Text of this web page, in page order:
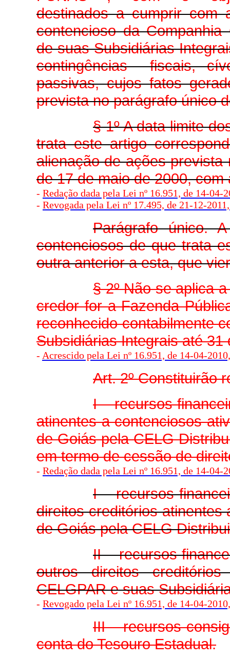
destinados a cumprir com
contencioso da
de suas Subsidiárias
contingências fiscais,
passivas, cujos fatos
prevista no parágrafo único
§ 1º A data limite
trata este artigo
alienação de ações prevista
de 17 de maio de 2000,
- Redação dada pela Lei nº 16.951, de 14-04-
- Revogada pela Lei nº 17.495, de 21-12-
Parágrafo único.
contenciosos de que trata
outra anterior a esta, que
§ 2º Não se aplica
credor for a Fazenda
reconhecido contabilmente
Subsidiárias Integrais até 31
- Acrescido pela Lei nº 16.951, de 14-04-
Art. 2º Constituirão
I – recursos
atinentes a contenciosos
de Goiás pela CELG
em termo de cessão de
- Redação dada pela Lei nº 16.951, de 14-04-
I – recursos
direitos creditórios
de Goiás pela CELG
II – recursos
outros direitos
CELGPAR e suas
- Revogado pela Lei nº 16.951, de 14-04-
III – recursos
conta do Tesouro Estadual.